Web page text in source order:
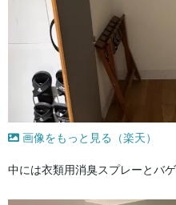
画像をもっと見る（楽天）
中には衣類用消臭スプレーとバ